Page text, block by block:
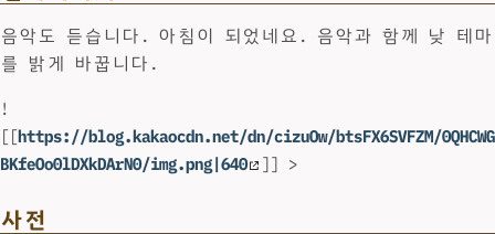
음악도 듣습니다. 아침이 되었네요. 음악과 함께 낮 테마
를 밝게 바꿉니다.
!
[[https://blog.kakaocdn.net/dn/cizuOw/btsFX6SVFZM/0QHCWG
BKfeOo0lDXkDArN0/img.png|640
]] >
사전